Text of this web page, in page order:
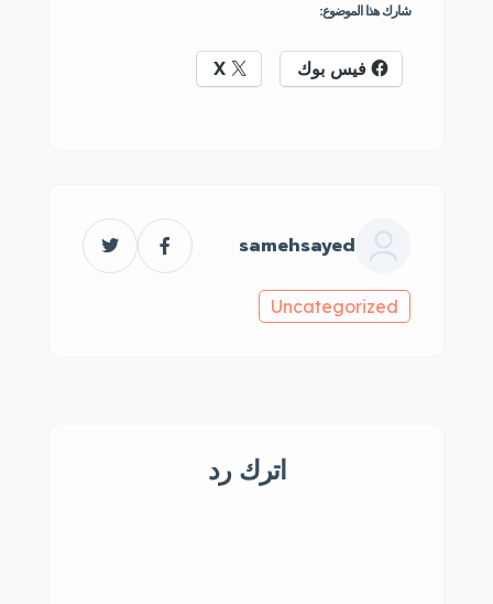
شارك هذا الموضوع:
فيس بوك X
samehsayed
Uncategorized
اترك رد